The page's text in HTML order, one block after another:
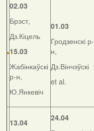
02.03
Брэст,
Дз.Кіцель
15.03
Жабінкаўскі
р-н,
Ю.Янкевіч
01.03
Гродзенскі р-
н,
Дз.Вінчэўскі
et al.
13.04
24.04